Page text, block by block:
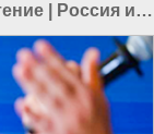
Россия и